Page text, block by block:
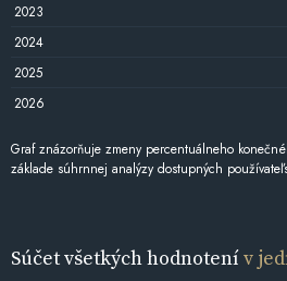
2023
2024
2025
2026
Graf znázorňuje zmeny percentuálneho
základe súhrnnej analýzy dostupných
Súčet všetkých hodnotenív